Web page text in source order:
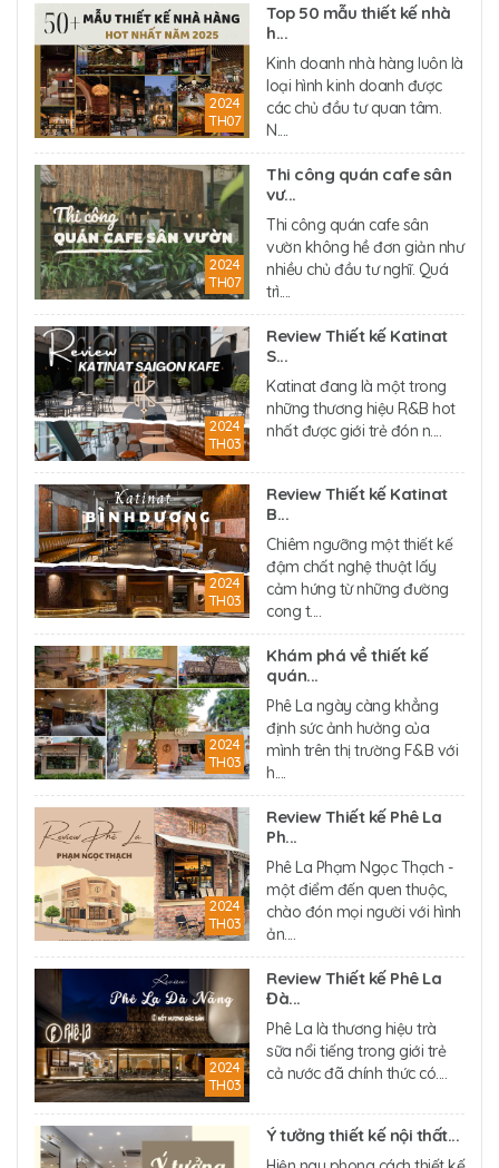
2024
TH07
Top 50 mẫu thiết kế nhà
h...
Kinh doanh nhà hàng luôn là
loại hình kinh doanh được
các chủ đầu tư quan tâm.
N....
2024
TH07
Thi công quán cafe sân
vư...
Thi công quán cafe sân
vườn không hề đơn giản như
nhiều chủ đầu tư nghĩ. Quá
trì....
2024
TH03
Review Thiết kế Katinat
S...
Katinat đang là một trong
những thương hiệu R&B hot
nhất được giới trẻ đón n....
2024
TH03
Review Thiết kế Katinat
B...
Chiêm ngưỡng một thiết kế
đậm chất nghệ thuật lấy
cảm hứng từ những đường
cong t....
2024
TH03
Khám phá về thiết kế
quán...
Phê La ngày càng khẳng
định sức ảnh hưởng của
mình trên thị trường F&B với
h....
2024
TH03
Review Thiết kế Phê La
Ph...
Phê La Phạm Ngọc Thạch -
một điểm đến quen thuộc,
chào đón mọi người với hình
ản....
2024
TH03
Review Thiết kế Phê La
Đà...
Phê La là thương hiệu trà
sữa nổi tiếng trong giới trẻ
cả nước đã chính thức có....
Ý tưởng thiết kế nội thất...